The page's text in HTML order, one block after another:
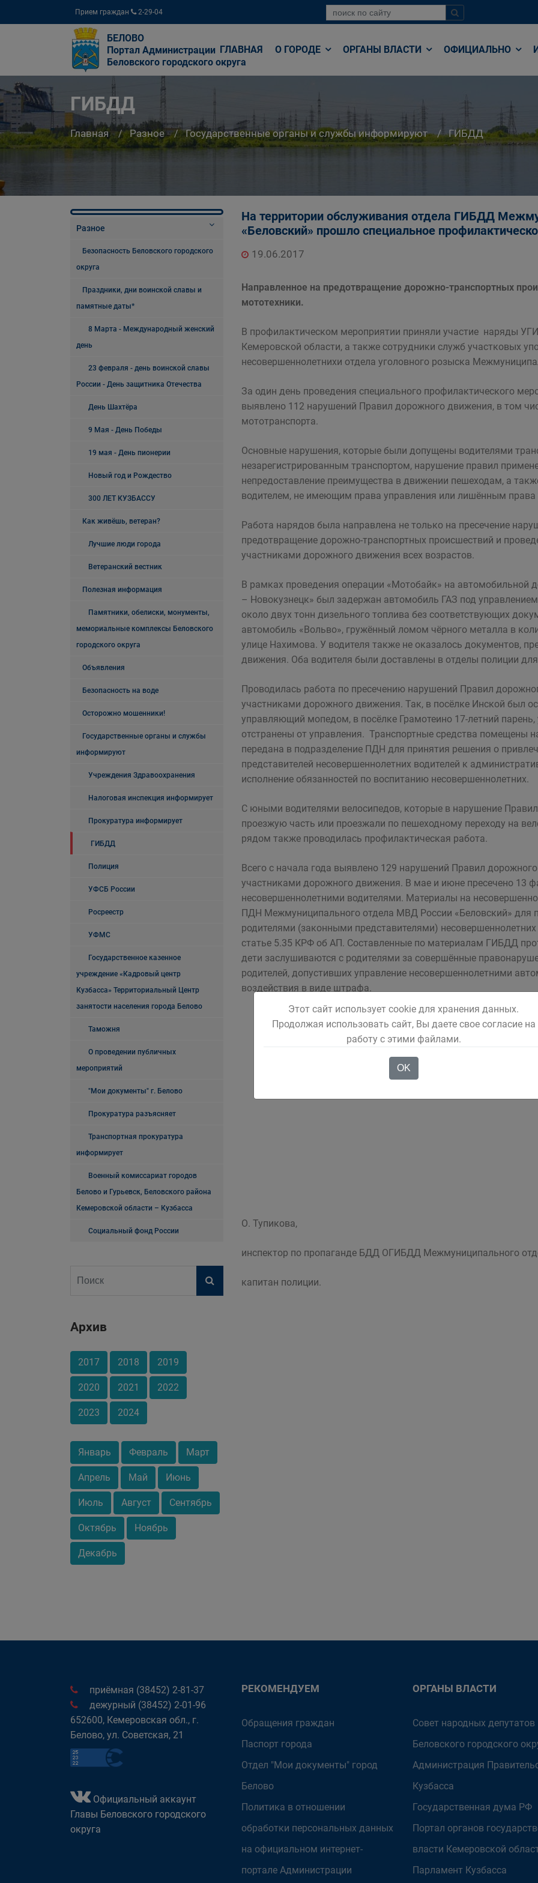
Прием граждан 2-29-04
БЕЛОВО
Портал Администрации
Беловского городского округа
ГЛАВНАЯ О ГОРОДЕ ОРГАНЫ ВЛАСТИ ОФИЦИАЛЬНО
ГИБДД
Главная Разное Государственные органы и службы информируют ГИБДД
Разное
Безопасность Беловского городского
округа
Праздники, дни воинской славы и
памятные даты*
8 Марта - Международный женский
день
23 февраля - день воинской славы
России - День защитника Отечества
День Шахтёра
9 Мая - День Победы
19 мая - День пионерии
Новый год и Рождество
300 ЛЕТ КУЗБАССУ
Как живёшь, ветеран?
Лучшие люди города
Ветеранский вестник
Полезная информация
Памятники, обелиски, монументы,
мемориальные комплексы Беловского
городского округа
Объявления
Безопасность на воде
Осторожно мошенники!
Государственные органы и службы
информируют
Учреждения Здравоохранения
Налоговая инспекция информирует
Прокуратура информирует
ГИБДД
Полиция
УФСБ России
Росреестр
УФМС
Государственное казенное
учреждение «Кадровый центр
Кузбасса» Территориальный Центр
занятости населения города Белово
Таможня
О проведении публичных
мероприятий
"Мои документы" г. Белово
Прокуратура разъясняет
Транспортная прокуратура
информирует
Военный комиссариат городов
Белово и Гурьевск, Беловского района
Кемеровской области – Кузбасса
Социальный фонд России
Архив
2017 2018 2019
2020 2021 2022
2023 2024
Январь Февраль Март
Апрель Май Июнь
Июль Август Сентябрь
Октябрь Ноябрь
Декабрь
На территории обслуживания отдела ГИБДД
«Беловский» прошло специальное
19.06.2017
Направленное на предотвращение дорожно-транспортных
мототехники.
В профилактическом мероприятии приняли участие наряды
Кемеровской области, а также сотрудники служб участковых
несовершеннолетнихи отдела уголовного розыска
За один день проведения специального профилактического
выявлено 112 нарушений Правил дорожного движения, в том
мототранспорта.
Основные нарушения, которые были допущены водителями
незарегистрированным транспортом, нарушение правил
непредоставление преимущества в движении пешеходам, а
водителем, не имеющим права управления или лишённым права
Работа нарядов была направлена не только на пресечение
предотвращение дорожно-транспортных происшествий и
участниками дорожного движения всех возрастов.
В рамках проведения операции «Мотобайк» на автомобильной
– Новокузнецк» был задержан автомобиль ГАЗ под
около двух тонн дизельного топлива без соответствующих
автомобиль «Вольво», гружённый ломом чёрного металла в
улице Нахимова. У водителя также не оказалось документов,
движения. Оба водителя были доставлены в отделы полиции для
Проводилась работа по пресечению нарушений Правил
участниками дорожного движения. Так, в посёлке Инской был
управляющий мопедом, в посёлке Грамотеино 17-летний
отстранены от управления. Транспортные средства помещены
передана в подразделение ПДН для принятия решения о
представителей несовершеннолетних водителей к
исполнение обязанностей по воспитанию несовершеннолетних.
С юными водителями велосипедов, которые в нарушение
проезжую часть или проезжали по пешеходному переходу на
рядом также проводилась профилактическая работа.
Всего с начала года выявлено 129 нарушений Правил
участниками дорожного движения. В мае и июне пресечено 13
несовершеннолетними водителями. Материалы на
ПДН Межмуниципального отдела МВД России «Беловский» для
родителями (законными представителями)
статье 5.35 КРФ об АП. Составленные по материалам ГИБДД
дети заслушиваются с родителями за совершённые
родителей, допустивших управление несовершеннолетними
воздействия в виде штрафа.
О. Тупикова,
инспектор по пропаганде БДД ОГИБДД Межмуниципального
капитан полиции.
приёмная (38452) 2-81-37
дежурный (38452) 2-01-96
652600, Кемеровская обл., г.
Белово, ул. Советская, 21
Официальный аккаунт
Главы Беловского городского
округа
РЕКОМЕНДУЕМ
Обращения граждан
Паспорт города
Отдел "Мои документы" город
Белово
Политика в отношении
обработки персональных данных
на официальном интернет-
портале Администрации
ОРГАНЫ ВЛАСТИ
Совет народных депутатов
Беловского городского
Администрация
Кузбасса
Государственная дума РФ
Портал органов
власти Кемеровской
Парламент Кузбасса
Этот сайт использует cookie для хранения данных.
Продолжая использовать сайт, Вы даете свое согласие на
работу с этими файлами.
OK